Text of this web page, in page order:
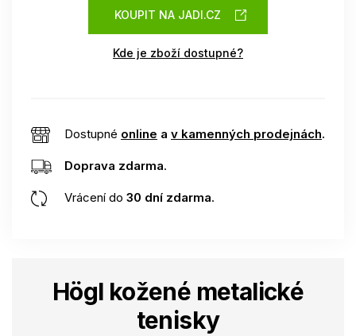
KOUPIT NA JADI.CZ
Kde je zboží dostupné?
Dostupné online a v kamenných prodejnách.
Doprava zdarma.
Vrácení do 30 dní zdarma.
Högl kožené metalické
tenisky